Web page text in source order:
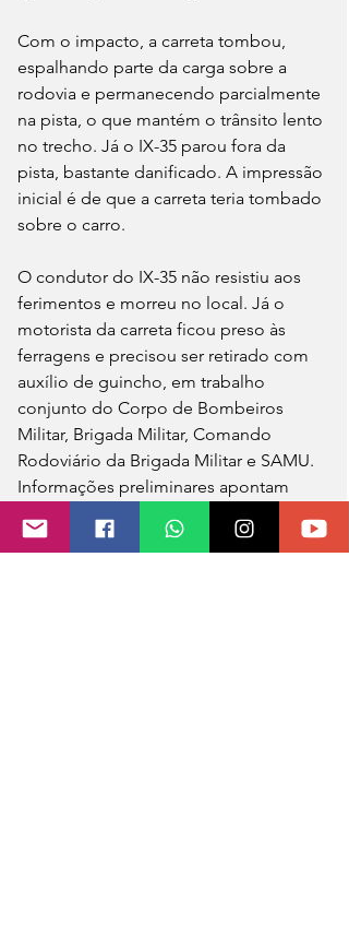
Com o impacto, a carreta tombou,
espalhando parte da carga sobre a
rodovia e permanecendo parcialmente
na pista, o que mantém o trânsito lento
no trecho. Já o IX-35 parou fora da
pista, bastante danificado. A impressão
inicial é de que a carreta teria tombado
sobre o carro.
O condutor do IX-35 não resistiu aos
ferimentos e morreu no local. Já o
motorista da carreta ficou preso às
ferragens e precisou ser retirado com
auxílio de guincho, em trabalho
conjunto do Corpo de Bombeiros
Militar, Brigada Militar, Comando
Rodoviário da Brigada Militar e SAMU.
Informações preliminares apontam
perna, mas ainda não há confirmação